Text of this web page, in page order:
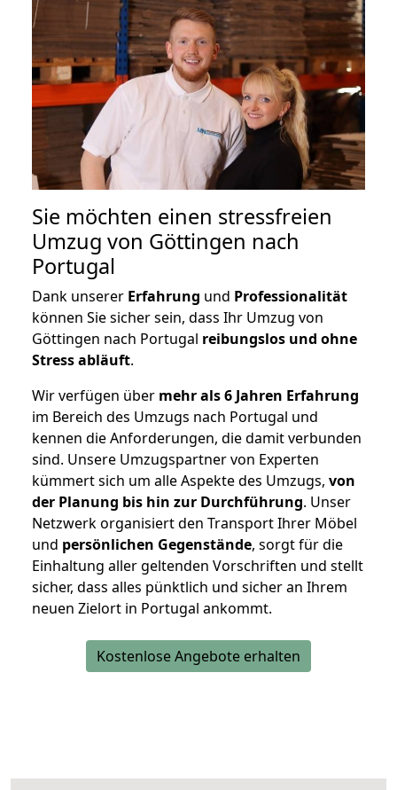
Sie möchten einen stressfreien
Umzug von Göttingen nach
Portugal
Dank unserer Erfahrung und Professionalität
können Sie sicher sein, dass Ihr Umzug von
Göttingen nach Portugal reibungslos und ohne
Stress abläuft.
Wir verfügen über mehr als 6 Jahren Erfahrung
im Bereich des Umzugs nach Portugal und
kennen die Anforderungen, die damit verbunden
sind. Unsere Umzugspartner von Experten
kümmert sich um alle Aspekte des Umzugs, von
der Planung bis hin zur Durchführung. Unser
Netzwerk organisiert den Transport Ihrer Möbel
und persönlichen Gegenstände, sorgt für die
Einhaltung aller geltenden Vorschriften und stellt
sicher, dass alles pünktlich und sicher an Ihrem
neuen Zielort in Portugal ankommt.
Kostenlose Angebote erhalten